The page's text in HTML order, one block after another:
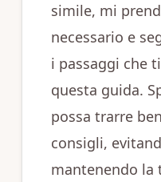
simile, mi
necessario e
i passaggi che
questa guida.
possa trarre
consigli,
mantenendo la